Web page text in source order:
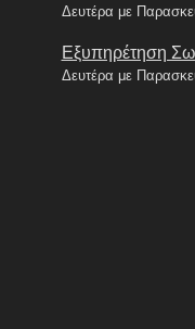
Δευτέρα με
Εξυπηρέτηση
Δευτέρα με